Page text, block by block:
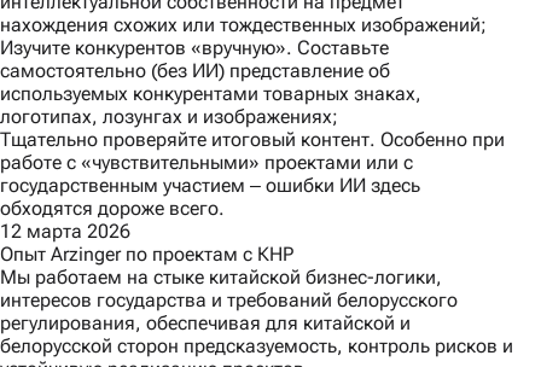
нахождения схожих или тождественных изображений;
Изучите конкурентов «вручную». Составьте
самостоятельно (без ИИ) представление об
используемых конкурентами товарных знаках,
логотипах, лозунгах и изображениях;
Тщательно проверяйте итоговый контент. Особенно при
работе с «чувствительными» проектами или с
государственным участием ‒ ошибки ИИ здесь
обходятся дороже всего.
12 марта 2026
Опыт Arzinger по проектам с КНР
Мы работаем на стыке китайской бизнес-логики,
интересов государства и требований белорусского
регулирования, обеспечивая для китайской и
белорусской сторон предсказуемость, контроль рисков и